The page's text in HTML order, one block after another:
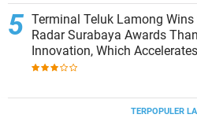
Terminal Teluk Lamong
Radar Surabaya Awards
Innovation, Which
Logistics Services
TERPOPULER